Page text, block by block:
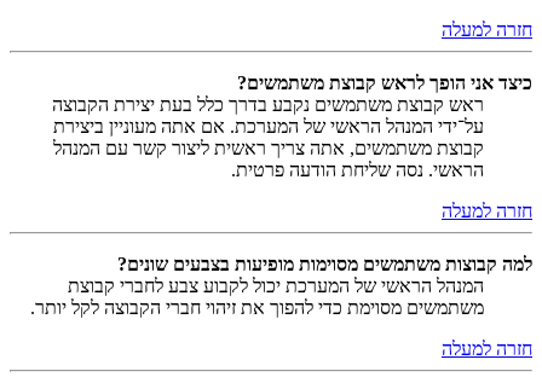
חזרה למעלה
כיצד אני הופך לראש קבוצת משתמשים?
ראש קבוצת משתמשים נקבע בדרך כלל בעת יצירת הקבוצה
על־ידי המנהל הראשי של המערכת. אם אתה מעוניין ביצירת
קבוצת משתמשים, אתה צריך ראשית ליצור קשר עם המנהל
הראשי. נסה שליחת הודעה פרטית.
חזרה למעלה
למה קבוצות משתמשים מסוימות מופיעות בצבעים שונים?
המנהל הראשי של המערכת יכול לקבוע צבע לחברי קבוצת
משתמשים מסוימת כדי להפוך את זיהוי חברי הקבוצה לקל יותר.
חזרה למעלה